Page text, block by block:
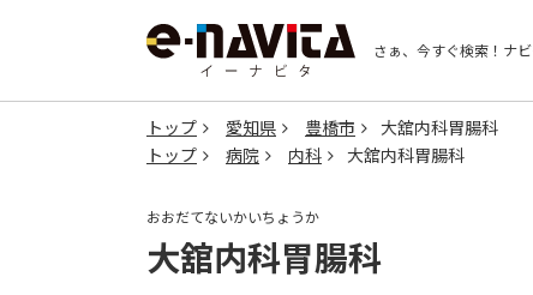
さぁ、今すぐ検索！ ナ
トップ 愛知県 豊橋市
大舘内科胃腸科
トップ
病院 内科 大舘内科胃腸科
おおだてないかいちょうか
大舘内科胃腸科